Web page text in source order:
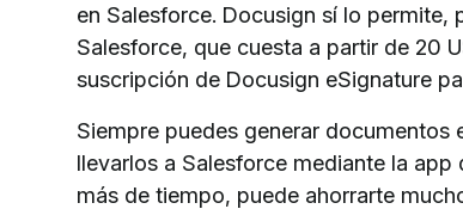
en Salesforce. Docusign sí lo permite,
Salesforce, que cuesta a partir de 20
suscripción de Docusign eSignature
Siempre puedes generar documentos
llevarlos a Salesforce mediante la
más de tiempo, puede ahorrarte